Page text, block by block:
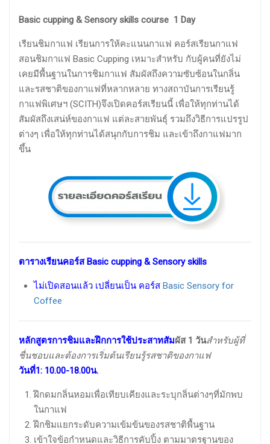
Basic cupping & Sensory skills course 1 Day
เรียนชิมกาแฟ เรียนการให้คะแนนกาแฟ คอร์สเรียนกาแฟ
สอนชิมกาแฟ Basic Cupping เหมาะสำหรับ กับผู้คนที่ยังไม่
เคยมีพื้นฐานในการชิมกาแฟ สัมผัสถึงความซับซ้อนในกลิ่น
และรสชาติของกาแฟที่หลากหลาย ทางสถาบันการเรียนรู้
กาแฟพิเศษฯ (SCITH)จึงเปิดคอร์สเรียนนี้ เพื่อให้ทุกท่านได้
สัมผัสถึงเสน่ห์ของกาแฟ แต่ละสายพันธุ์ รวมถึงวิธีการแปรรูป
ต่างๆ เพื่อให้ทุกท่านได้สนุกกับการชิม และเข้าถึงกาแฟมาก
ขึ้น
ตารางเรียนคอร์ส Basic cupping & Sensory skills
ไม่เปิดสอนแล้ว เปลี่ยนเป็น คอร์ส Basic Sensory for
Coffee
หลักสูตรการชิมและฝึกการใช้ประสาทสัมผัส 1 วันสำหรับผู้ที่
ชื่นชอบและต้องการเริ่มต้นเรียนรู้รสชาติของกาแฟ
วันที่1 : 10.00-18.00น.
ฝึกดมกลิ่นหอมเพื่อเทียบเคียงและระบุกลิ่นต่างๆที่มักพบ
ในกาแฟ
ฝึกชิมแยกระดับความเข้มข้นของรสชาติพื้นฐาน
เข้าใจข้อกำหนดและวิธีการคับปิ้ง ตามมาตรฐานของ